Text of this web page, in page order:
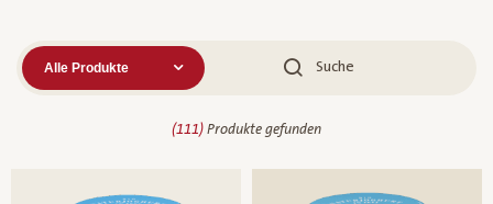
(111) Produkte gefunden